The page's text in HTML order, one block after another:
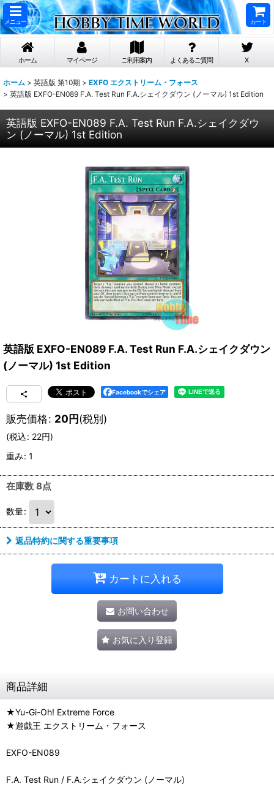
メニュー カート
ホーム マイページ ご利用案内 よくあるご質問 X
ホーム > 英語版 第10期 > EXFO エクストリーム・フォース
> 英語版 EXFO-EN089 F.A. Test Run F.A.シェイクダウン (ノーマル) 1st Edition
英語版 EXFO-EN089 F.A. Test Run F.A.シェイクダウ
ン (ノーマル) 1st Edition
英語版 EXFO-EN089 F.A. Test Run F.A.シェイクダウン
(ノーマル) 1st Edition
Facebookでシェア
販売価格: 20円(税別)
(税込: 22円)
重み: 1
在庫数 8点
数量:
返品特約に関する重要事項
カートに入れる
お問い合わせ
お気に入り登録
商品詳細
★Yu-Gi-Oh! Extreme Force
★遊戯王 エクストリーム・フォース
EXFO-EN089
F.A. Test Run / F.A.シェイクダウン (ノーマル)